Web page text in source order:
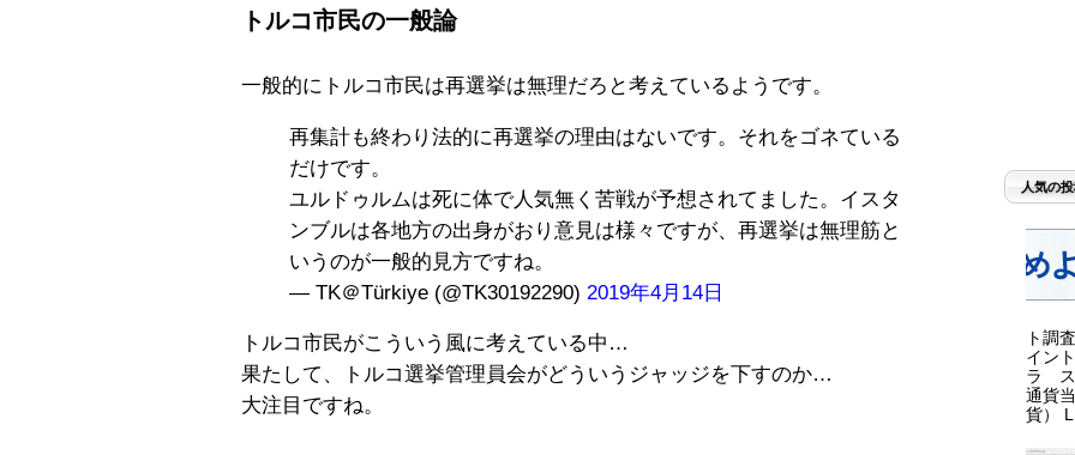
トルコ市民の一般論
一般的にトルコ市民は再選挙は無理だろと考えているようです。
再集計も終わり法的に再選挙の理由はないです。それをゴネている
だけです。
ユルドゥルムは死に体で人気無く苦戦が予想されてました。イスタ
ンブルは各地方の出身がおり意見は様々ですが、再選挙は無理筋と
いうのが一般的見方ですね。
— TK＠Türkiye (@TK30192290) 2019年4月14日
トルコ市民がこういう風に考えている中…
果たして、トルコ選挙管理員会がどういうジャッジを下すのか…
大注目ですね。
人気の
ト調
イン
ラ ス
通貨
貨）